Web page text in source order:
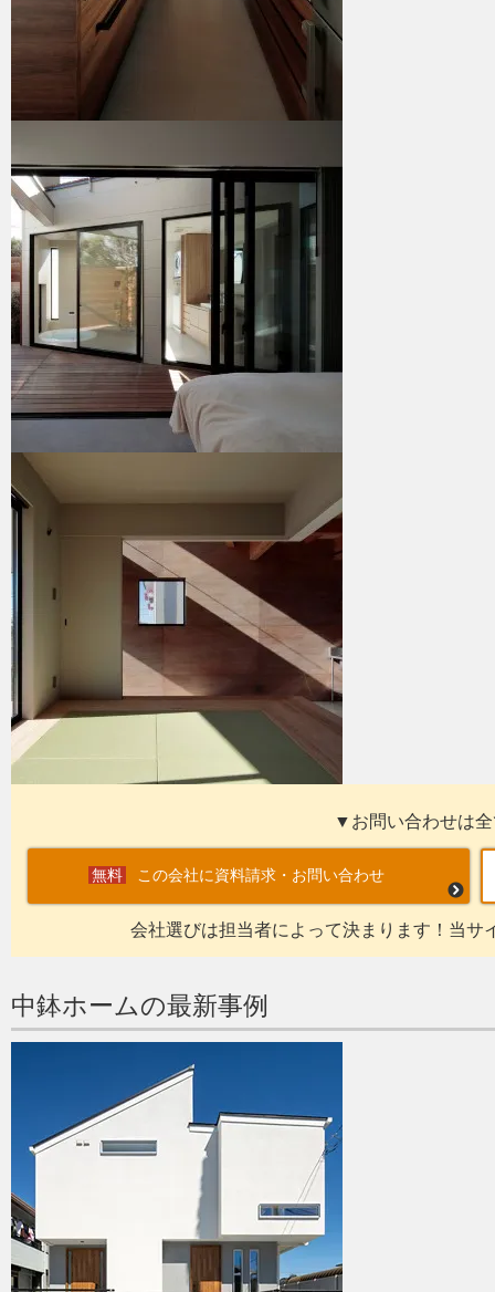
▼お問い合わせは
この会社に資料請求・お問い合わせ
会社選びは担当者によって決まります！当サ
中鉢ホームの最新事例